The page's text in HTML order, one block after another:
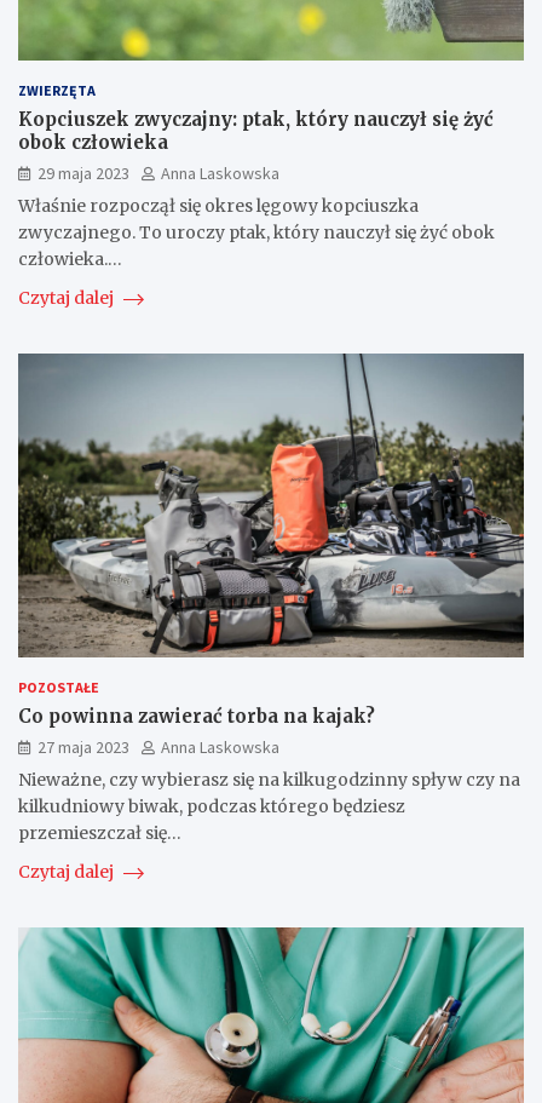
ZWIERZĘTA
Kopciuszek zwyczajny: ptak, który nauczył się żyć
obok człowieka
29 maja 2023
Anna Laskowska
Właśnie rozpoczął się okres lęgowy kopciuszka
zwyczajnego. To uroczy ptak, który nauczył się żyć obok
człowieka.…
Czytaj dalej
POZOSTAŁE
Co powinna zawierać torba na kajak?
27 maja 2023
Anna Laskowska
Nieważne, czy wybierasz się na kilkugodzinny spływ czy na
kilkudniowy biwak, podczas którego będziesz
przemieszczał się…
Czytaj dalej